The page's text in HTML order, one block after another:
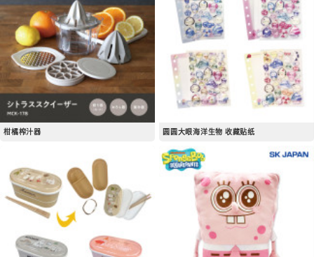
柑橘榨汁器 圆圆大眼海洋生物 收藏贴纸